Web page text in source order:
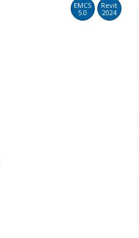
EMCS
5.0
Revit
2024